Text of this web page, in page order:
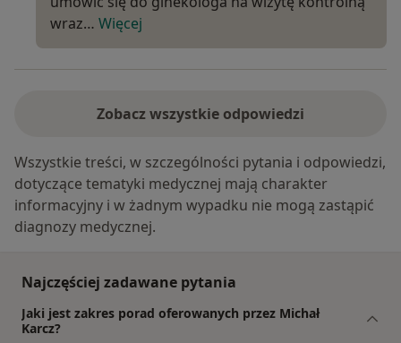
wraz… Więcej
Zobacz wszystkie odpowiedzi
Wszystkie treści, w szczególności pytania i odpowiedzi,
dotyczące tematyki medycznej mają charakter
informacyjny i w żadnym wypadku nie mogą zastąpić
diagnozy medycznej.
Najczęściej zadawane pytania
Jaki jest zakres porad oferowanych przez Michał
Karcz?